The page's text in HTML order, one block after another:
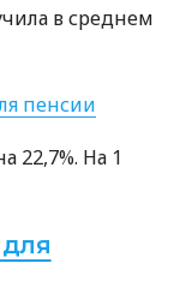
в среднем
пенсии
22,7%. На 1